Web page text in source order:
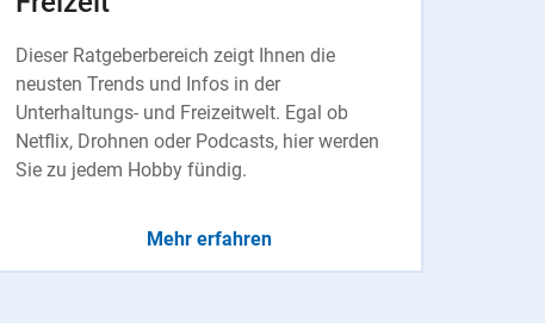
Dieser Ratgeberbereich zeigt Ihnen die
neusten Trends und Infos in der
Unterhaltungs- und Freizeitwelt. Egal ob
Netflix, Drohnen oder Podcasts, hier werden
Sie zu jedem Hobby fündig.
Mehr erfahren